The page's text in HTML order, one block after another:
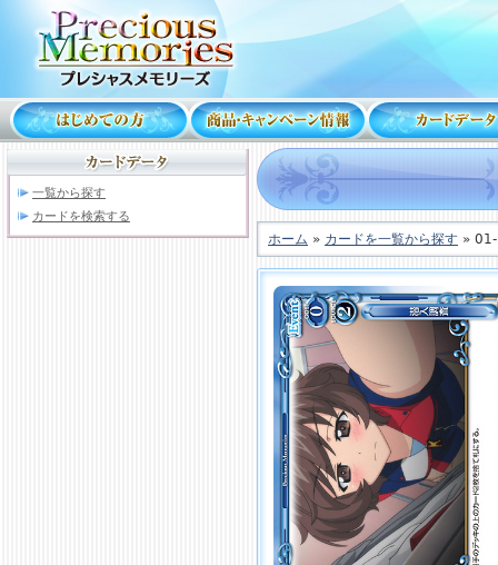
一覧から探す
カードを検索する
ホーム » カードを一覧から探す »